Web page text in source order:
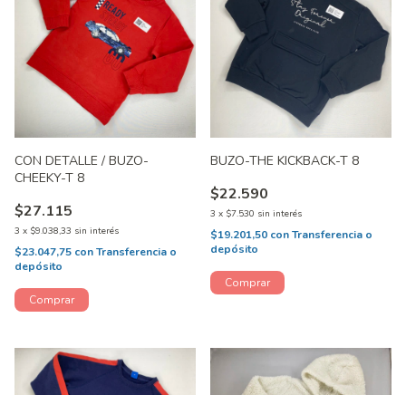
CON DETALLE / BUZO-
CHEEKY-T 8
$27.115
3 x $9.038,33 sin interés
$23.047,75 conTransferencia o
depósito
BUZO-THE KICKBACK-T 8
$22.590
3 x $7.530 sin interés
$19.201,50 conTransferencia o
depósito